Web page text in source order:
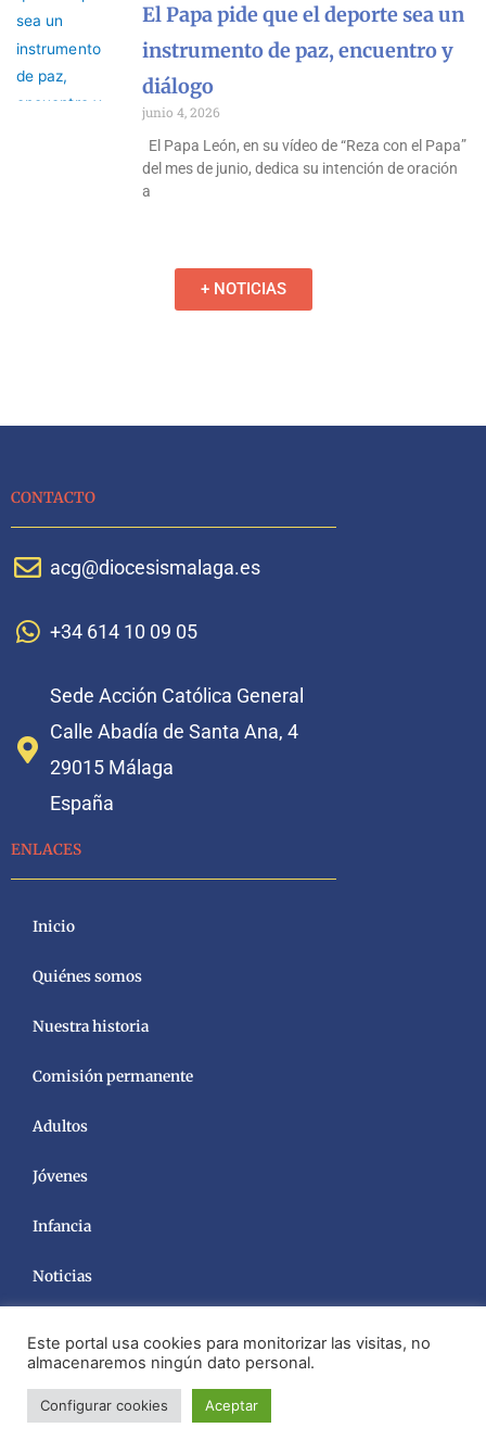
El Papa pide que el deporte sea un
instrumento de paz, encuentro y
diálogo
junio 4, 2026
El Papa León, en su vídeo de “Reza con el Papa”
del mes de junio, dedica su intención de oración
a
+ NOTICIAS
CONTACTO
acg@diocesismalaga.es
+34 614 10 09 05
Sede Acción Católica General
Calle Abadía de Santa Ana, 4
29015 Málaga
España
ENLACES
Inicio
Quiénes somos
Nuestra historia
Comisión permanente
Adultos
Jóvenes
Infancia
Noticias
Este portal usa cookies para monitorizar las visitas, no
almacenaremos ningún dato personal.
Configurar cookies Aceptar